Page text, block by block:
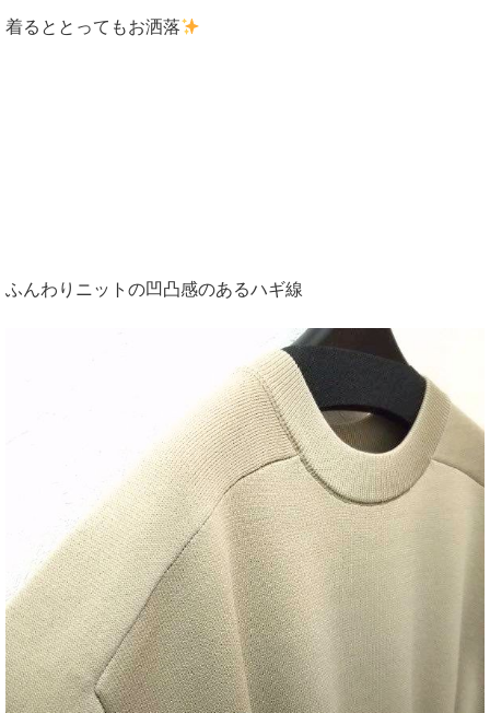
着るととってもお洒落
ふんわりニットの凹凸感のあるハギ線